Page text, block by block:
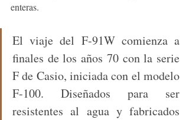
enteras.
El viaje del F-91W comienza a
finales de los años 70 con la serie
F de Casio, iniciada con el modelo
F-100. Diseñados para ser
resistentes al agua y fabricados